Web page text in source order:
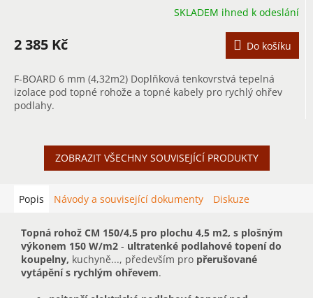
SKLADEM ihned k odeslání
2 385 Kč Do košíku
F-BOARD 6 mm (4,32m2) Doplňková tenkovrstvá tepelná
izolace pod topné rohože a topné kabely pro rychlý ohřev
podlahy.
ZOBRAZIT VŠECHNY SOUVISEJÍCÍ PRODUKTY
Popis Návody a související dokumenty Diskuze
Topná rohož CM 150/4,5 pro plochu 4,5 m2, s plošným
výkonem 150 W/m2 - ultratenké podlahové topení do
koupelny, kuchyně..., především pro přerušované
vytápění s rychlým ohřevem.